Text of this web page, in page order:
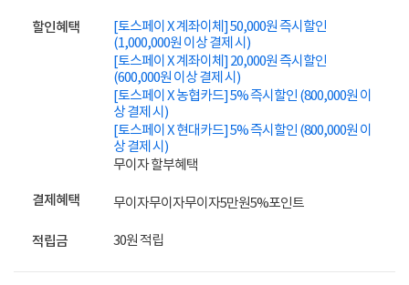
할인혜택
[토스페이 X 계좌이체] 50,000원 즉시할인
(1,000,000원 이상 결제 시)
[토스페이 X 계좌이체] 20,000원 즉시할인
(600,000원 이상 결제 시)
[토스페이 X 농협카드] 5% 즉시할인 (800,000원 이
상 결제 시)
[토스페이 X 현대카드] 5% 즉시할인 (800,000원 이
상 결제 시)
무이자 할부혜택
결제혜택 무이자무이자무이자5만원5%포인트
적립금 30원 적립